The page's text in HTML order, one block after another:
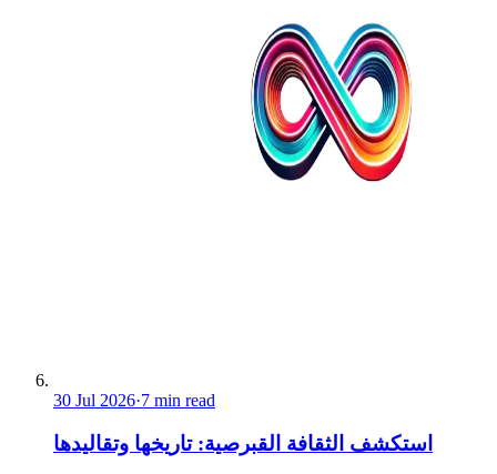
30 Jul 2026·7 min read
استكشف الثقافة القبرصية: تاريخها وتقاليدها